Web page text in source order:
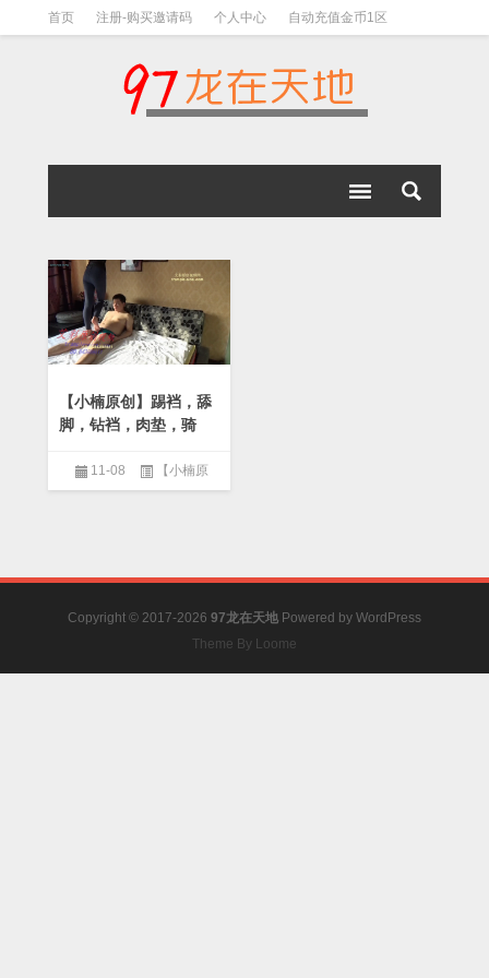
首页 注册-购买邀请码 个人中心 自动充值金币1区
【小楠原创】踢裆，舔
脚，钻裆，肉垫，骑
687411-08 【小楠原
Copyright © 2017-2026 97龙在天地 Powered by WordPress
Theme By Loome